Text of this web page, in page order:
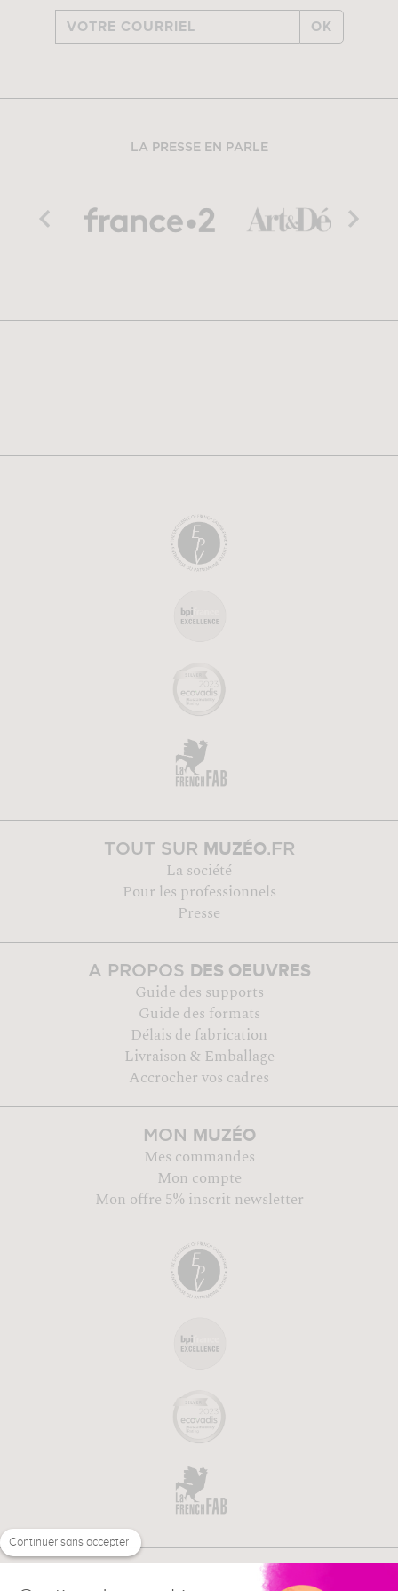
OK
LA PRESSE EN PARLE
TOUT SUR MUZÉO.FR
La société
Pour les professionnels
Presse
A PROPOS DES OEUVRES
Guide des supports
Guide des formats
Délais de fabrication
Livraison & Emballage
Accrocher vos cadres
MON MUZÉO
Mes commandes
Mon compte
Mon offre 5% inscrit newsletter
Continuer sans accepter